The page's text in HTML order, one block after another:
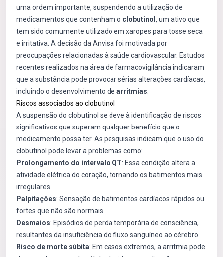
uma ordem importante, suspendendo a utilização de
medicamentos que contenham o clobutinol , um ativo que
tem sido comumente utilizado em xaropes para tosse seca
e irritativa. A decisão da Anvisa foi motivada por
preocupações relacionadas à saúde cardiovascular. Estudos
recentes realizados na área de farmacovigilância indicaram
que a substância pode provocar sérias alterações cardíacas,
incluindo o desenvolvimento de arritmias
Riscos associados ao clobutinol
A suspensão do clobutinol se deve à identificação de riscos
significativos que superam qualquer benefício que o
medicamento possa ter. As pesquisas indicam que o uso do
clobutinol pode levar a problemas como:
Prolongamento do intervalo QT: Essa condição altera a
atividade elétrica do coração, tornando os batimentos mais
irregulares.
Palpitações: Sensação de batimentos cardíacos rápidos ou
fortes que não são normais.
Desmaios: Episódios de perda temporária de consciência,
resultantes da insuficiência do fluxo sanguíneo ao cérebro.
Risco de morte súbita: Em casos extremos, a arritmia pode